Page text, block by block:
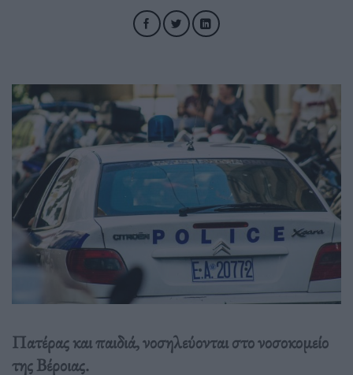
Πατέρας και παιδιά, νοσηλεύονται στο νοσοκομείο
της Βέροιας.